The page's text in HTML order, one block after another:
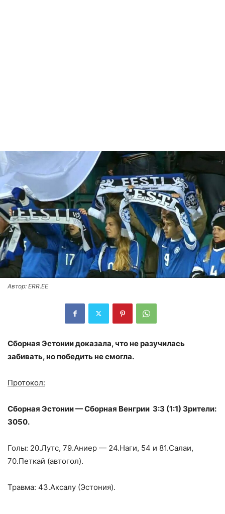
Автор: ERR.EE
Сборная Эстонии доказала, что не разучилась
забивать, но победить не смогла.
Протокол:
Сборная Эстонии — Сборная Венгрии 3:3 (1:1) Зрители:
3050.
Голы: 20.Лутс, 79.Аниер — 24.Наги, 54 и 81.Салаи,
70.Петкай (автогол).
Травма: 43.Аксалу (Эстония).